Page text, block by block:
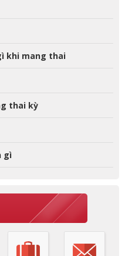
khi mang thai
thai kỳ
gì